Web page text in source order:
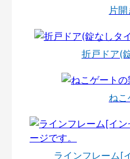
片
折戸ドア(
ねこ
ラインフレーム[